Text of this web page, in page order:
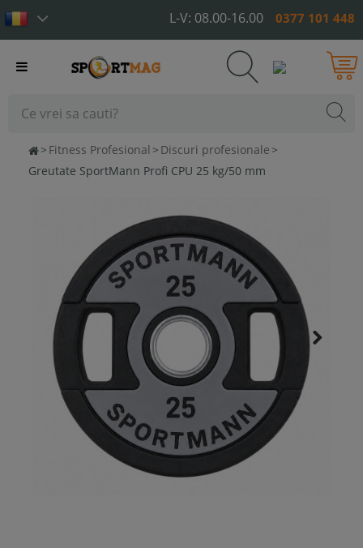
L-V: 08.00-16.00 0377 101 448
Toggle
> Fitness Profesional > Discuri profesionale >
Greutate SportMann Profi CPU 25 kg/50 mm